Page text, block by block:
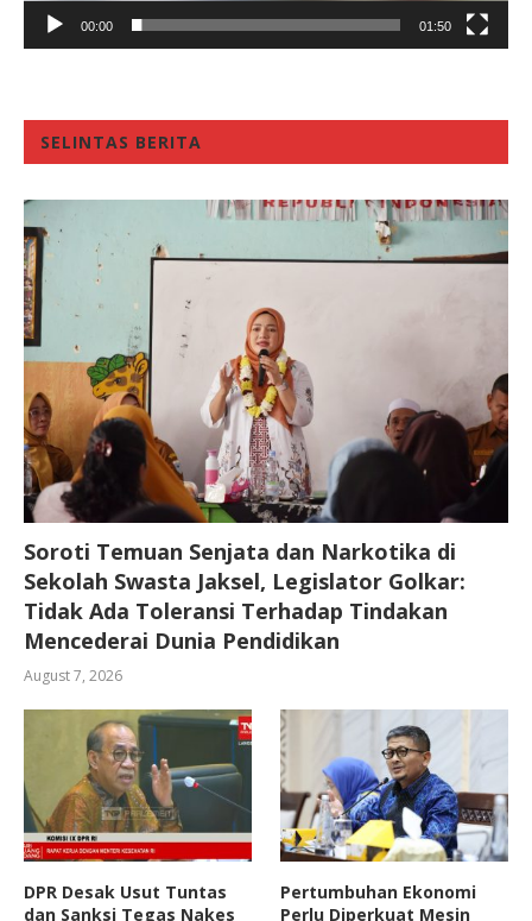
00:00 01:50
SELINTAS BERITA
Soroti Temuan Senjata dan Narkotika di
Sekolah Swasta Jaksel, Legislator Golkar:
Tidak Ada Toleransi Terhadap Tindakan
Mencederai Dunia Pendidikan
August 7, 2026
DPR Desak Usut Tuntas
dan Sanksi Tegas Nakes
Pertumbuhan Ekonomi
Perlu Diperkuat Mesin